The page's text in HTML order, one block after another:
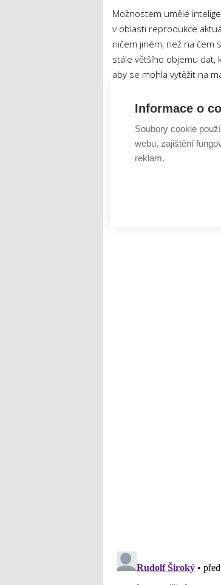
Možnostem umělé
v oblasti reprodukce
ničem jiném, než na čem
stále většího objemu dat,
aby se mohla vytěžit na
jedním z velmi
Tweet
Informace o
Soubory cookie
webu, zajištění
reklam.